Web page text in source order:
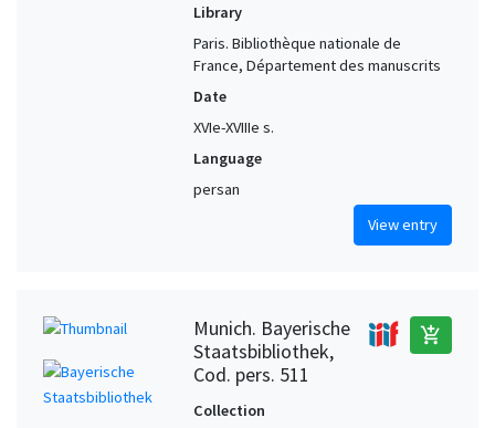
Library
Paris. Bibliothèque nationale de
France, Département des manuscrits
Date
XVIe-XVIIIe s.
Language
persan
View entry
Munich. Bayerische
Staatsbibliothek,
Cod. pers. 511
add_shopping_cart
Collection